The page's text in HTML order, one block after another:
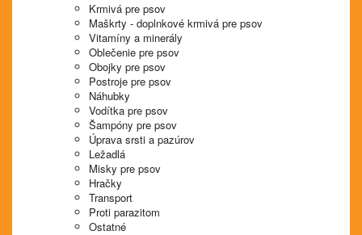
Krmivá pre psov
Maškrty - doplnkové krmivá pre psov
Vitamíny a minerály
Oblečenie pre psov
Obojky pre psov
Postroje pre psov
Náhubky
Vodítka pre psov
Šampóny pre psov
Úprava srsti a pazúrov
Ležadlá
Misky pre psov
Hračky
Transport
Proti parazitom
Ostatné